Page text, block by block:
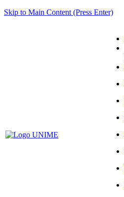
Skip to Main Content (Press Enter)